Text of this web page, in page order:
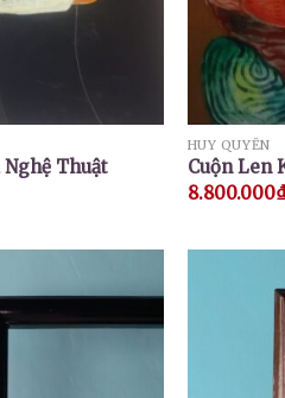
Thuật
HUY QUYỂN
Cuộn Len
8.800.000